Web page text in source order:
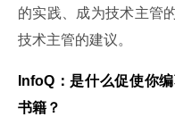
的实践、成为技术主管
技术主管的建议。
InfoQ ：是什么促使你
书籍？